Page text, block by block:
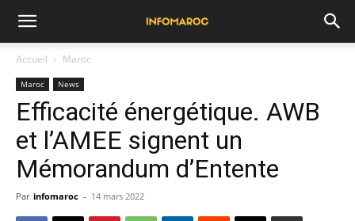
Accueil Maroc
Maroc News
Efficacité énergétique. AWB
et l’AMEE signent un
Mémorandum d’Entente
Par infomaroc - 14 mars 2022